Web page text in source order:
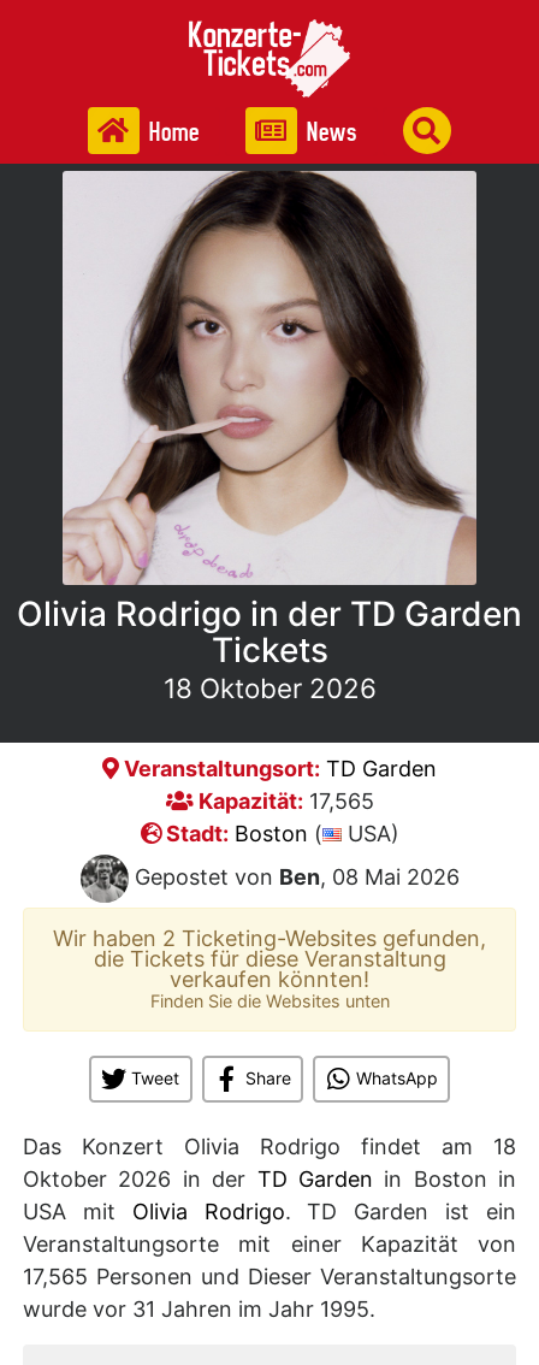
Home News
Olivia Rodrigo in der TD Garden
Tickets
18 Oktober 2026
Veranstaltungsort: TD Garden
Kapazität: 17,565
Stadt: Boston (
USA)
Gepostet von Ben, 08 Mai 2026
Wir haben 2 Ticketing-Websites gefunden,
die Tickets für diese Veranstaltung
verkaufen könnten!
Finden Sie die Websites unten
Tweet Share WhatsApp
Das Konzert Olivia Rodrigo findet am 18
Oktober 2026 in der TD Garden in Boston in
USA mit Olivia Rodrigo. TD Garden ist ein
Veranstaltungsorte mit einer Kapazität von
17,565 Personen und Dieser Veranstaltungsorte
wurde vor 31 Jahren im Jahr 1995.